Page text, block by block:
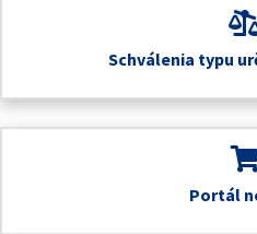
Schválenia typu
Portál